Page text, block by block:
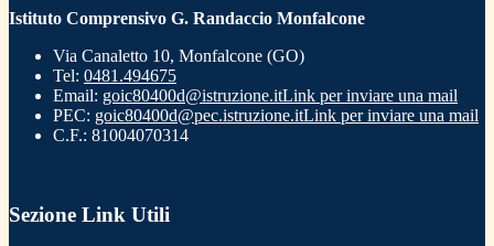
Istituto Comprensivo G. Randaccio Monfalcone
Via Canaletto 10, Monfalcone (GO)
Tel: 0481.494675
Email: goic80400d@istruzione.itLink per inviare una mail
PEC: goic80400d@pec.istruzione.itLink per inviare una mail
C.F.: 81004070314
Sezione Link Utili